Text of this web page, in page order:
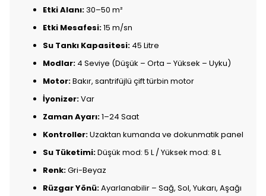
Etki Alanı:30–50 m²
Etki Mesafesi:15 m/sn
Su Tankı Kapasitesi: 45 Litre
Modlar: 4 Seviye (Düşük – Orta – Yüksek – Uyku)
Motor:Bakır, santrifüjlü çift türbin motor
İyonizer:Var
Zaman Ayarı:1–24 Saat
Kontroller:Uzaktan kumanda ve dokunmatik panel
Su Tüketimi:Düşük mod: 5 L / Yüksek mod: 8 L
Renk:Gri-Beyaz
Rüzgar Yönü:Ayarlanabilir – Sağ, Sol, Yukarı, Aşağı